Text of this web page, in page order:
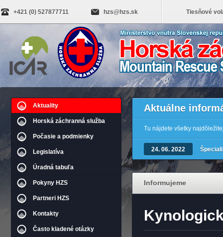
+421 (0) 527877711 hzs@hzs.sk Tiesňové
Aktuality
Horská záchranná služba
Počasie a podmienky
Legislatíva
Úradná tabuľa
Pokyny HZS
Partneri HZS
Kontakty
Často kladené otázky
Aktuálne
Tu nájdete všetky
24. 06. 2022
Informujeme